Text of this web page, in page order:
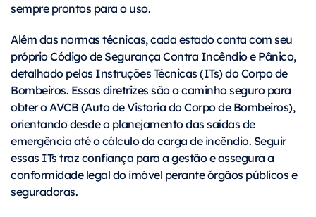
sempre prontos para o uso.
Além das normas técnicas, cada estado conta com seu
próprio Código de Segurança Contra Incêndio e Pânico,
detalhado pelas Instruções Técnicas (ITs) do Corpo de
Bombeiros. Essas diretrizes são o caminho seguro para
obter o AVCB (Auto de Vistoria do Corpo de Bombeiros),
orientando desde o planejamento das saídas de
emergência até o cálculo da carga de incêndio. Seguir
essas ITs traz confiança para a gestão e assegura a
conformidade legal do imóvel perante órgãos públicos e
seguradoras.